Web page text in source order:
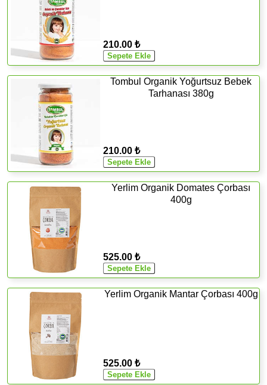
210.00 ₺
Tombul Organik Yoğurtsuz Bebek
Tarhanası 380g
210.00 ₺
Yerlim Organik Domates Çorbası
400g
525.00 ₺
Yerlim Organik Mantar Çorbası 400g
525.00 ₺